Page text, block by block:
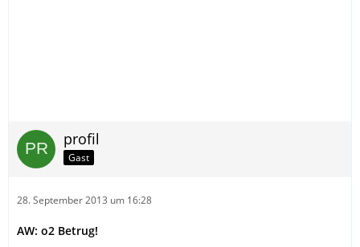
profil
Gast
28. September 2013 um 16:28
AW: o2 Betrug!